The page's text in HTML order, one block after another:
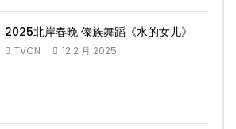
2025北岸春晚 傣族舞蹈《水的女儿》
TVCN 12 2 月 2025